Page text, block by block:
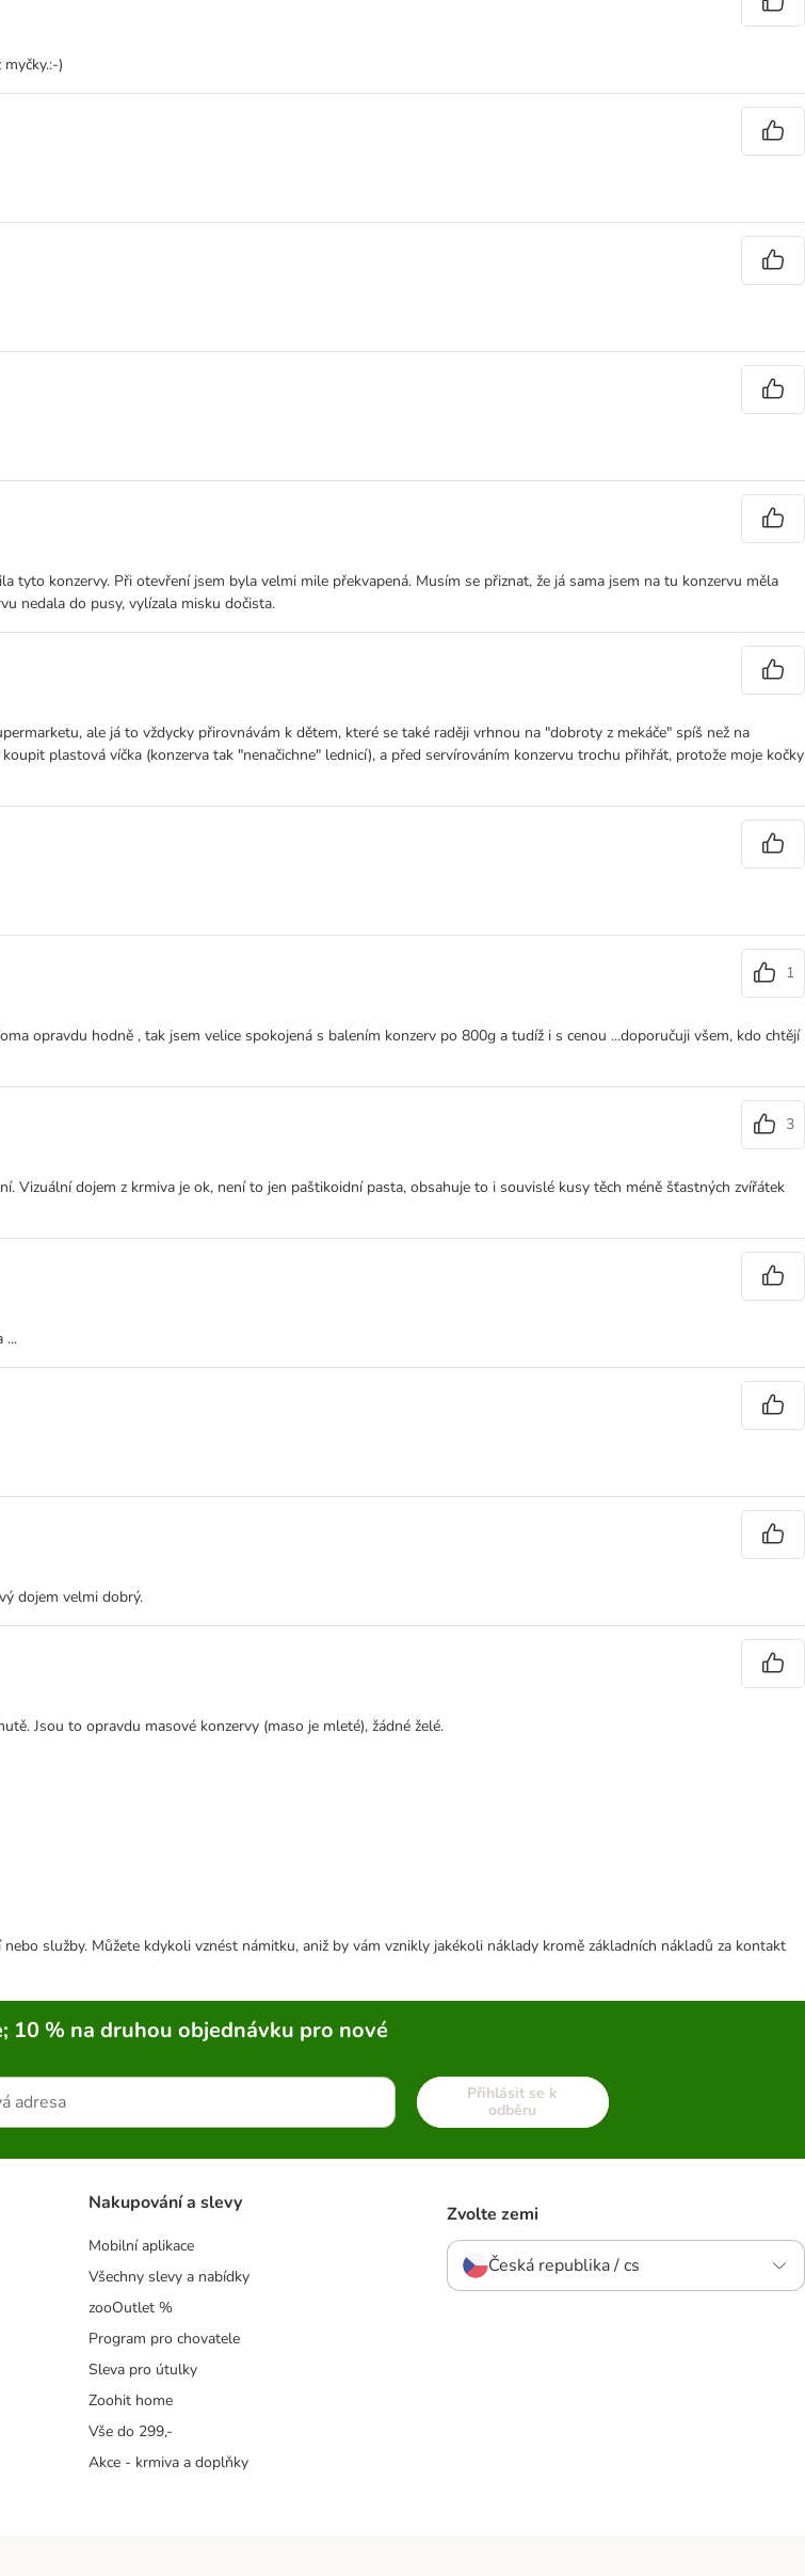
)
konzervy. Při otevření jsem byla velmi mile překvapená. Musím se přiznat, že já sama jsem na tu konzervu měla
nedala do pusy, vylízala misku dočista.
ale já to vždycky přirovnávám k dětem, které se také raději vrhnou na "dobroty z mekáče" spíš než na
plastová víčka (konzerva tak "nenačichne" lednicí), a před servírováním konzervu trochu přihřát, protože moje kočky
1
opravdu hodně , tak jsem velice spokojená s balením konzerv po 800g a tudíž i s cenou ...doporučuji všem, kdo chtějí
3
Vizuální dojem z krmiva je ok, není to jen paštikoidní pasta, obsahuje to i souvislé kusy těch méně šťastných zvířátek
...
dojem velmi dobrý.
Jsou to opravdu masové konzervy (maso je mleté), žádné želé.
služby. Můžete kdykoli vznést námitku, aniž by vám vznikly jakékoli náklady kromě základních nákladů za kontakt
% na druhou objednávku pro nové
Přihlásit se k
odběru
Nakupování a slevy
Mobilní aplikace
Všechny slevy a nabídky
zooOutlet %
Program pro chovatele
Sleva pro útulky
Zoohit home
Vše do 299,-
Akce - krmiva a doplňky
Zvolte zemi
Česká republika / cs